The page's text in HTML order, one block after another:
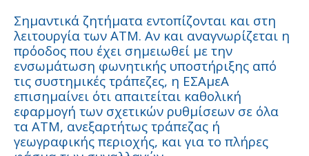
Σημαντικά ζητήματα εντοπίζονται και στη
λειτουργία των ΑΤΜ. Αν και αναγνωρίζεται η
πρόοδος που έχει σημειωθεί με την
ενσωμάτωση φωνητικής υποστήριξης από
τις συστημικές τράπεζες, η ΕΣΑμεΑ
επισημαίνει ότι απαιτείται καθολική
εφαρμογή των σχετικών ρυθμίσεων σε όλα
τα ΑΤΜ, ανεξαρτήτως τράπεζας ή
γεωγραφικής περιοχής, και για το πλήρες